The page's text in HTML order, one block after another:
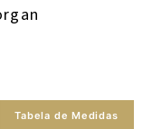
Tabela de Medidas